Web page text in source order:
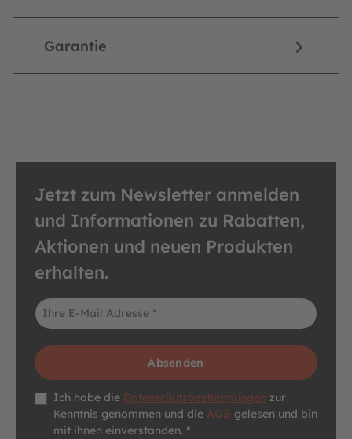
Garantie
Jetzt zum Newsletter anmelden
und Informationen zu Rabatten,
Aktionen und neuen Produkten
erhalten.
E-Mail-Adresse*
Absenden
Datenschutz *
Ich habe die Datenschutzbestimmungen zur
Kenntnis genommen und die AGB gelesen und bin
mit ihnen einverstanden. *